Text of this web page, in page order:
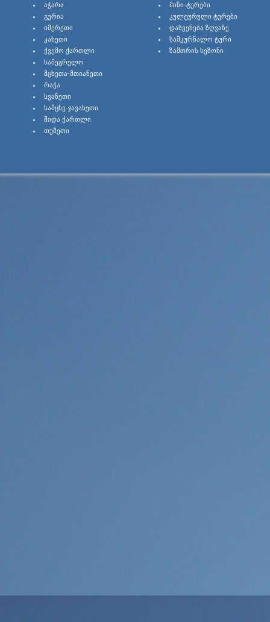
ᲐᲭᲐᲠᲐ
ᲒᲣᲠᲘᲐ
ᲘᲛᲔᲠᲔᲗᲘ
ᲙᲐᲮᲔᲗᲘ
ᲥᲕᲔᲛᲝ ᲥᲐᲠᲗᲚᲘ
ᲡᲐᲛᲔᲒᲠᲔᲚᲝ
ᲛᲪᲮᲔᲗᲐ-ᲛᲗᲘᲐᲜᲔᲗᲘ
ᲠᲐᲭᲐ
ᲡᲕᲐᲜᲔᲗᲘ
ᲡᲐᲛᲪᲮᲔ-ᲯᲐᲕᲐᲮᲔᲗᲘ
ᲨᲘᲓᲐ ᲥᲐᲠᲗᲚᲘ
ᲗᲣᲨᲔᲗᲘ
ᲛᲘᲜᲘ-ᲢᲣᲠᲔᲑᲘ
ᲙᲣᲚᲢᲣᲠᲣᲚᲘ ᲢᲣᲠᲔᲑᲘ
ᲓᲐᲡᲕᲔᲜᲔᲑᲐ ᲖᲦᲕᲐᲖᲔ
ᲡᲐᲛᲙᲣᲠᲜᲐᲚᲝ ᲢᲣᲠᲘ
ᲖᲐᲛᲗᲠᲘᲡ ᲡᲔᲖᲝᲜᲘ